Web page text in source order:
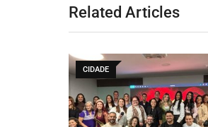
Related Articles
CIDADE